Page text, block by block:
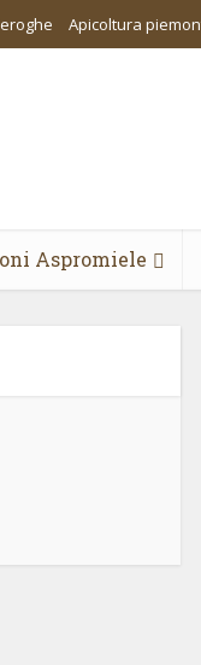
Apicoltura
Aspromiele